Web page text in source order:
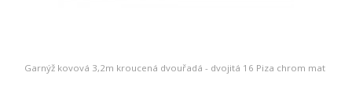
Garnýž kovová 3,2m kroucená dvouřadá - dvojitá 16 Piza chrom mat